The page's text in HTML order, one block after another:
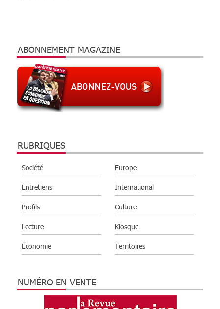
ABONNEMENT MAGAZINE
RUBRIQUES
Société
Europe
Entretiens
International
Profils
Culture
Lecture
Kiosque
Économie
Territoires
NUMÉRO EN VENTE